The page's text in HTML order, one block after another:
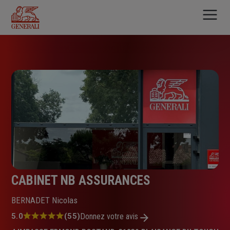
contenu
principal
CABINET NB ASSURANCES
BERNADET Nicolas
Note
5.0 (55)Donnez votre avis